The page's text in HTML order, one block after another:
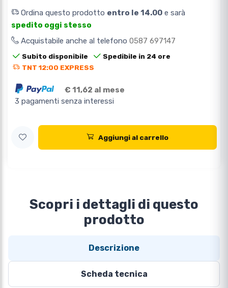
Ordina questo prodotto entro le 14.00 e sarà
spedito oggi stesso
Acquistabile anche al telefono 0587 697147
Subito disponibile
Spedibile in 24 ore
TNT 12:00 EXPRESS
€ 11,62 al mese
3 pagamenti senza interessi
Aggiungi al carrello
Scopri i dettagli di questo
prodotto
Descrizione
Scheda tecnica